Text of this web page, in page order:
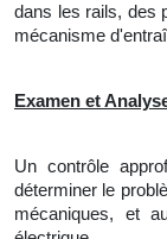
dans les rails, des
mécanisme
Examen et
Un contrôle
déterminer le
mécaniques, et